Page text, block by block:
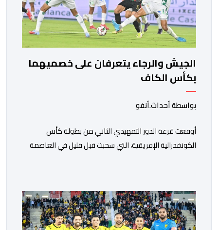
الجيش والرجاء يتعرفان على خصميهما
بكأس الكاف
بواسطة أحداث.أنفو
أوقعت قرعة الدور التمهيدي الثاني من بطولة كأس
الكونفدرالية الإفريقية، التي سحبت قبل قليل في العاصمة
ووسط القارة. ​وسيكون نادي الرجاء الرياضي على موعد مع
مواجهة المتأهل من المباراة التي تجمع بين إيل كانيمي
واريورز النيجيري ونادي أوديب ممثل […]